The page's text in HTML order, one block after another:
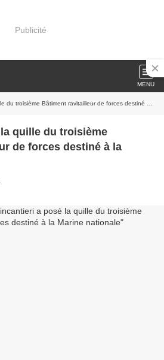
Publicité
MENU
Bâtiment ravitailleur de forces destiné à la Marine nationale
quille du troisième
de forces destiné à la